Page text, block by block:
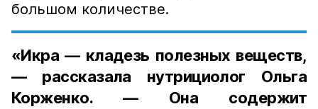
большом количестве.
«Икра — кладезь полезных веществ,
— рассказала нутрициолог Ольга
Корженко. — Она содержит